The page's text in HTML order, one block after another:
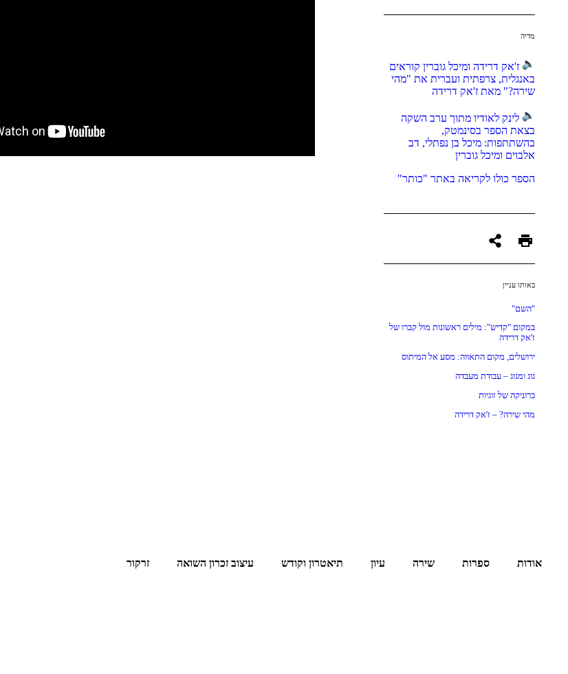
מדיה
ז'אק דרידה ומיכל גוברין קוראים
באנגלית, צרפתית ועברית את "מהי
שירה?" מאת ז'אק דרידה
לינק לאודיו מתוך ערב השקה
בצאת הספר בסינמטק,
בהשתתפות: מיכל בן נפתלי, דב
אלבוים ומיכל גוברין
הספר כולו לקריאה באתר "כותר"
באותו עניין
"השם"
במקום "קדיש": מילים ראשונות מול קברו של
ז'אק דרידה
ירושלים, מקום התאווה: מסע אל המיתוס
גוג ומגוג – עבודת מעבדה
כרוניקה של זוגיות
מהי שירה? – ז'אק דרידה
אודות ספרות שירה עיון תיאטרון וקודש עיצוב זכרון השואה זרקור